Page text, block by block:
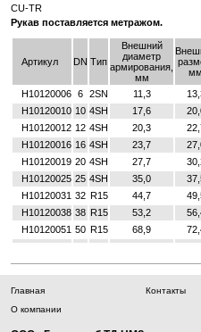
CU-TR
Рукав по­став­ля­ет­ся мет­ра­жом.
Артикул DN Тип
Внешний
диаметр
армирования,
мм
мм
H10120006 6 2SN 11,3
H10120010 10 4SH 17,6
H10120012 12 4SH 20,3
H10120016 16 4SH 23,7
H10120019 20 4SH 27,7
H10120025 25 4SH 35,0
H10120031 32 R15 44,7
H10120038 38 R15 53,2
H10120051 50 R15 68,9
Главная
О компании
Контакты